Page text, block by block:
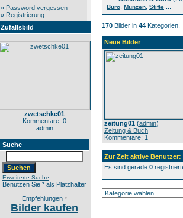
» Password vergessen
» Registrierung
Zufallsbild
zwetschke01
Kommentare: 0
admin
Suche
Erweiterte Suche
Benutzen Sie * als Platzhalter
Empfehlungen *
Bilder kaufen
Büro Münzen Stifte
170 Bilder in 44 Kategorien.
Neue Bilder
zeitung01 (admin)
Zeitung & Buch
Kommentare: 1
Zur Zeit aktive Benutzer:
Es sind gerade 0